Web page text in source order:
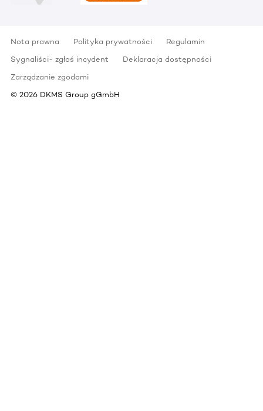
Nota prawna Polityka prywatności
Regulamin
Sygnaliści- zgłoś incydent
Deklaracja dostępności
Zarządzanie zgodami
© 2026 DKMS Group gGmbH